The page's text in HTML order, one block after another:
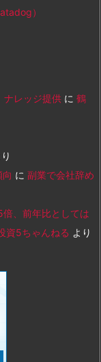
）
ナレッジ提供 に 鶴
に 副業で会社辞め
倍、前年比としては
5ちゃんねる より